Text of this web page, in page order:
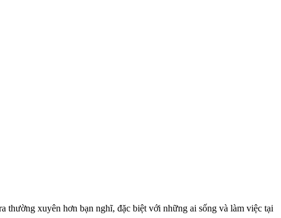
thường xuyên hơn bạn nghĩ, đặc biệt với những ai sống và làm việc tại